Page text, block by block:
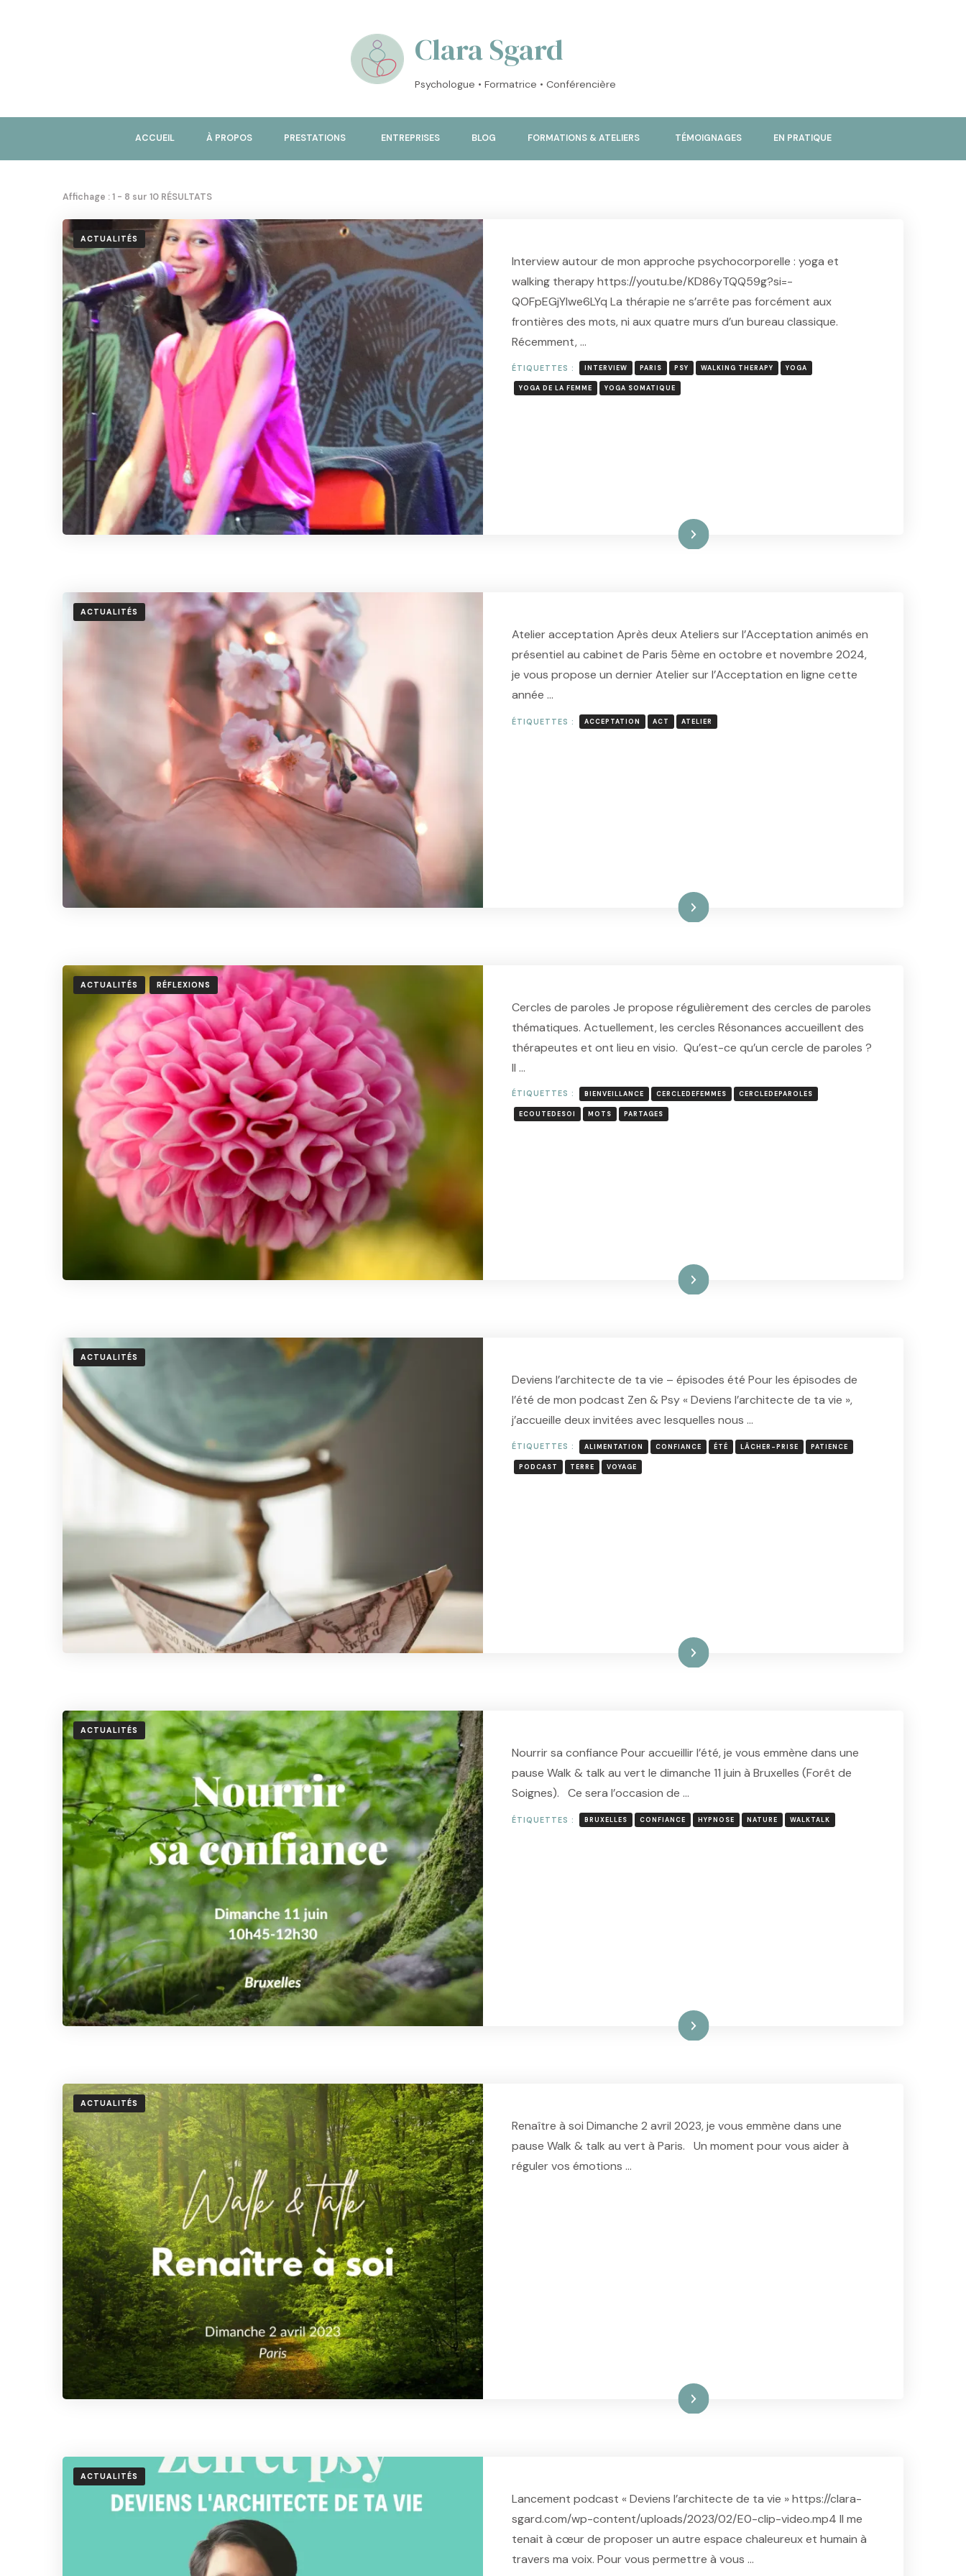
Clara Sgard
Psychologue • Formatrice • Conférencière
ACCUEIL À PROPOS PRESTATIONS ENTREPRISES BLOG FORMATIONS & ATELIERS TÉMOIGNAGES EN PRATIQUE
Affichage : 1 - 8 sur 10 RÉSULTATS
ACTUALITÉS
Interview autour de mon approche psychocorporelle : yoga et
walking therapy https://youtu.be/KD86yTQQ59g?si=-
QOFpEGjYIwe6LYq La thérapie ne s’arrête pas forcément aux
frontières des mots, ni aux quatre murs d’un bureau classique.
Récemment, …
ÉTIQUETTES : INTERVIEW PARIS PSY WALKING THERAPY YOGA
YOGA DE LA FEMME YOGA SOMATIQUE
Lire la suite
ACTUALITÉS
Atelier acceptation Après deux Ateliers sur l’Acceptation animés en
présentiel au cabinet de Paris 5ème en octobre et novembre 2024,
je vous propose un dernier Atelier sur l’Acceptation en ligne cette
année …
ÉTIQUETTES : ACCEPTATION ACT ATELIER
Lire la suite
ACTUALITÉS RÉFLEXIONS
Cercles de paroles Je propose régulièrement des cercles de paroles
thématiques. Actuellement, les cercles Résonances accueillent des
thérapeutes et ont lieu en visio. Qu’est-ce qu’un cercle de paroles ?
Il …
ÉTIQUETTES : BIENVEILLANCE CERCLEDEFEMMES CERCLEDEPAROLES
ECOUTEDESOI MOTS PARTAGES
Lire la suite
ACTUALITÉS
Deviens l’architecte de ta vie – épisodes été Pour les épisodes de
l’été de mon podcast Zen & Psy « Deviens l’architecte de ta vie »,
j’accueille deux invitées avec lesquelles nous …
ÉTIQUETTES : ALIMENTATION CONFIANCE ÉTÉ LÂCHER-PRISE PATIENCE
PODCAST TERRE VOYAGE
Lire la suite
ACTUALITÉS
Nourrir sa confiance Pour accueillir l’été, je vous emmène dans une
pause Walk & talk au vert le dimanche 11 juin à Bruxelles (Forêt de
Soignes). Ce sera l’occasion de …
ÉTIQUETTES : BRUXELLES CONFIANCE HYPNOSE NATURE WALKTALK
Lire la suite
ACTUALITÉS
Renaître à soi Dimanche 2 avril 2023, je vous emmène dans une
pause Walk & talk au vert à Paris. Un moment pour vous aider à
réguler vos émotions …
Lire la suite
ACTUALITÉS
Lancement podcast « Deviens l’architecte de ta vie » https://clara-
sgard.com/wp-content/uploads/2023/02/E0-clip-video.mp4 Il me
tenait à cœur de proposer un autre espace chaleureux et humain à
travers ma voix. Pour vous permettre à vous …